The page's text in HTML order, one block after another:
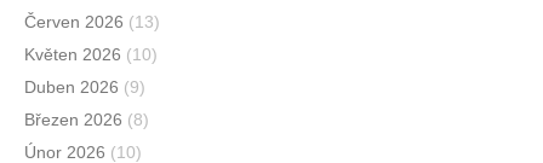
Červen 2026 (13)
Květen 2026 (10)
Duben 2026 (9)
Březen 2026 (8)
Únor 2026 (10)